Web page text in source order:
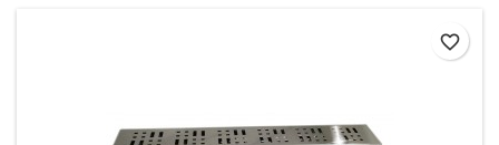
favorite_border